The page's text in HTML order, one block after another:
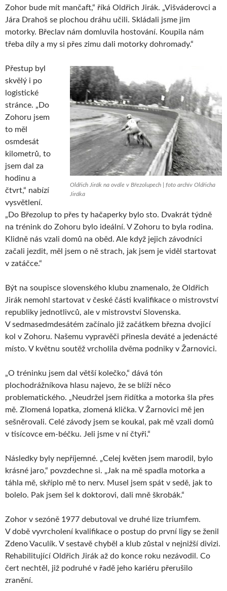
Zohor bude mít mančaft,“ říká Oldřich Jirák. „Višváderovci a
Jára Drahoš se plochou dráhu učili. Skládali jsme jim
motorky. Břeclav nám domluvila hostování. Koupila nám
třeba díly a my si přes zimu dali motorky dohromady.“
Oldřich Jirák na ovále v Březolupech | foto archív Oldřicha
Jiráka
Přestup byl
skvělý i po
logistické
stránce. „Do
Zohoru jsem
to měl
osmdesát
kilometrů, to
jsem dal za
hodinu a
čtvrt,“ nabízí
vysvětlení.
„Do Březolup to přes ty hačaperky bylo sto. Dvakrát týdně
na trénink do Zohoru bylo ideální. V Zohoru to byla rodina.
Klidně nás vzali domů na oběd. Ale když jejich závodníci
začali jezdit, měl jsem o ně strach, jak jsem je viděl startovat
v zatáčce.“
Být na soupisce slovenského klubu znamenalo, že Oldřich
Jirák nemohl startovat v české části kvalifikace o mistrovství
republiky jednotlivců, ale v mistrovství Slovenska.
V sedmasedmdesátém začínalo již začátkem března dvojicí
kol v Zohoru. Našemu vypravěči přinesla deváté a jedenácté
místo. V květnu soutěž vrcholila dvěma podniky v Žarnovici.
„O tréninku jsem dal větší kolečko,“ dává tón
plochodrážníkova hlasu najevo, že se blíží něco
problematického. „Neudržel jsem řidítka a motorka šla přes
mě. Zlomená lopatka, zlomená klička. V Žarnovici mě jen
sešněrovali. Celé závody jsem se koukal, pak mě vzali domů
v tisícovce em-béčku. Jeli jsme v ní čtyři.“
Následky byly nepříjemné. „Celej květen jsem marodil, bylo
krásné jaro,“ povzdechne si. „Jak na mě spadla motorka a
táhla mě, skříplo mě to nerv. Musel jsem spát v sedě, jak to
bolelo. Pak jsem šel k doktorovi, dali mně škrobák.“
Zohor v sezóně 1977 debutoval ve druhé lize triumfem.
V době vyvrcholení kvalifikace o postup do první ligy se ženil
Zdeno Vaculík. V sestavě chyběl a klub zůstal v nejnižší divizi.
Rehabilitující Oldřich Jirák až do konce roku nezávodil. Co
čert nechtěl, již podruhé v řadě jeho kariéru přerušilo
zranění.